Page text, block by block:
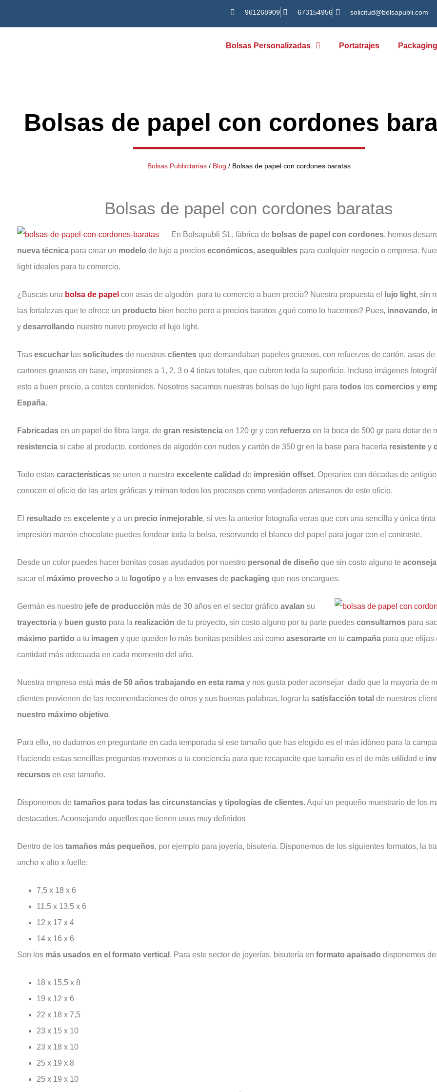
961268909 673154956 solicitud@bolsapubli.com
Bolsas Personalizadas Portatrajes Packaging
Bolsas de papel con cordones
Bolsas Publicitarias/ Blog / Bolsas de papel con cordones baratas
Bolsas de papel con cordones baratas
En Bolsapubli SL, fábrica de bolsas de papel con cordones, hemos
nueva técnica para crear un modelo de lujo a precios económicos, asequibles para cualquier negocio o empresa.
light ideales para tu comercio.
¿Buscas una bolsa de papel con asas de algodón para tu comercio a buen precio? Nuestra propuesta el lujo light, sin
las fortalezas que te ofrece un producto bien hecho pero a precios baratos ¿qué como lo hacemos? Pues, innovando,
y desarrollando nuestro nuevo proyecto el lujo light.
Tras escuchar las solicitudes de nuestros clientes que demandaban papeles gruesos, con refuerzos de cartón, asas de
cartones gruesos en base, impresiones a 1, 2, 3 o 4 tintas totales, que cubren toda la superficie. Incluso imágenes
esto a buen precio, a costos contenidos. Nosotros sacamos nuestras bolsas de lujo light para todos los comercios y
España.
Fabricadas en un papel de fibra larga, de gran resistencia en 120 gr y con refuerzo en la boca de 500 gr para dotar de
resistencia si cabe al producto, cordones de algodón con nudos y cartón de 350 gr en la base para hacerla resistente y
Todo estas características se unen a nuestra excelente calidad de impresión offset. Operarios con décadas de
conocen el oficio de las artes gráficas y miman todos los procesos como verdaderos artesanos de este oficio.
El resultado es excelente y a un precio inmejorable, si ves la anterior fotografía veras que con una sencilla y única tinta
impresión marrón chocolate puedes fondear toda la bolsa, reservando el blanco del papel para jugar con el contraste.
Desde un color puedes hacer bonitas cosas ayudados por nuestro personal de diseño que sin costo alguno te
sacar el máximo provecho a tu logotipo y a los envases de packaging que nos encargues.
Germán es nuestro jefe de producción más de 30 años en el sector gráfico avalan su
trayectoria y buen gusto para la realización de tu proyecto, sin costo alguno por tu parte puedes consultarnos para
máximo partido a tu imagen y que queden lo más bonitas posibles así como asesorarte en tu campaña para que elijas
cantidad más adecuada en cada momento del año.
Nuestra empresa está más de 50 años trabajando en esta rama y nos gusta poder aconsejar dado que la mayoría de
clientes provienen de las recomendaciones de otros y sus buenas palabras, lograr la satisfacción total de nuestros
nuestro máximo objetivo.
Para ello, no dudamos en preguntarte en cada temporada si ese tamaño que has elegido es el más idóneo para la
Haciendo estas sencillas preguntas movemos a tu conciencia para que recapacite que tamaño es el de más utilidad e
recursos en ese tamaño.
Disponemos de tamaños para todas las circunstancias y tipologías de clientes.Aquí un pequeño muestrario de los
destacados. Aconsejando aquellos que tienen usos muy definidos
Dentro de los tamaños más pequeños, por ejemplo para joyería, bisutería. Disponemos de los siguientes formatos, la
ancho x alto x fuelle:
7,5 x 18 x 6
11,5 x 13,5 x 6
12 x 17 x 4
14 x 16 x 6
Son los más usados en el formato vertical . Para este sector de joyerías, bisutería en formato apaisado disponemos de:
18 x 15,5 x 8
19 x 12 x 6
22 x 18 x 7,5
23 x 15 x 10
23 x 18 x 10
25 x 19 x 8
25 x 19 x 10